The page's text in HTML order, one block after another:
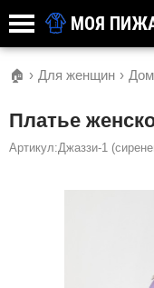
МОЯ
🏠 › Для женщин ›
Платье
Артикул:Джаззи-1